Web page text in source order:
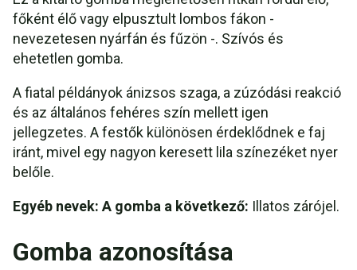
főként élő vagy elpusztult lombos fákon -
nevezetesen nyárfán és fűzön -. Szívós és
ehetetlen gomba.
A fiatal példányok ánizsos szaga, a zúzódási reakció
és az általános fehéres szín mellett igen
jellegzetes. A festők különösen érdeklődnek e faj
iránt, mivel egy nagyon keresett lila színezéket nyer
belőle.
Egyéb nevek: A gomba a következő: Illatos zárójel.
Gomba azonosítása